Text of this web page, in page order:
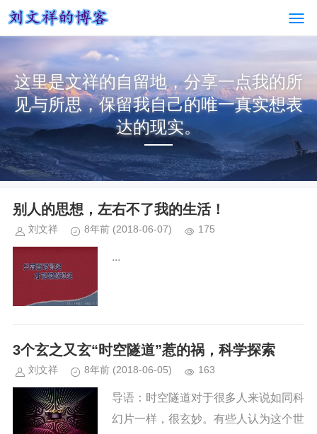
这里是文祥的自留地，分享一点我的所
见与所思，保留我自己的唯一真实想表
达的现实。
别人的思想，左右不了我的生活！
刘文祥 8年前 (2018-06-07) 175
...
3个玄之又玄“时空隧道”惹的祸，科学探索
刘文祥 8年前 (2018-06-05) 163
导语：时空隧道对于很多人来说如同科
幻片一样，很玄妙。有些人认为这个世